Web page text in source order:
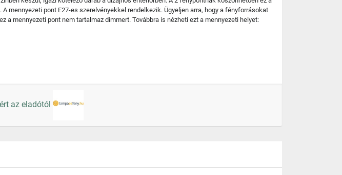
mennyezeti pont E27-es szerelvényekkel rendelkezik. Ügyeljen arra, hogy a fényforrásokat
a mennyezeti pont nem tartalmaz dimmert. Továbbra is nézheti ezt a mennyezeti helyet:
az eladótól